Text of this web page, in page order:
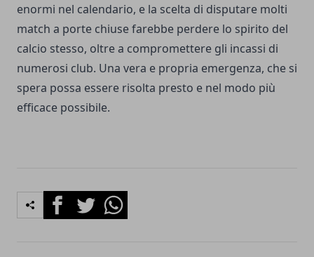
enormi nel calendario, e la scelta di disputare molti
match a porte chiuse farebbe perdere lo spirito del
calcio stesso, oltre a compromettere gli incassi di
numerosi club. Una vera e propria emergenza, che si
spera possa essere risolta presto e nel modo più
efficace possibile.
FacebookTwitterWhatsapp